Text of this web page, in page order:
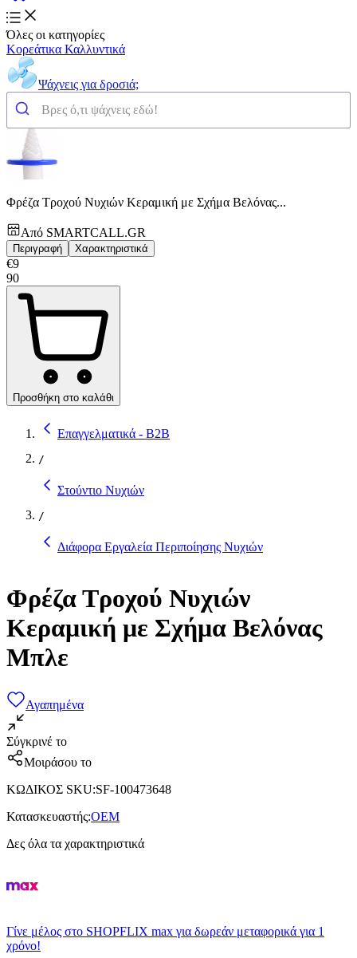
Όλες οι κατηγορίες
Κορεάτικα Καλλυντικά
Ψάχνεις για δροσιά;
Φρέζα Τροχού Νυχιών Κεραμική με Σχήμα Βελόνας...
Από SMARTCALL.GR
Περιγραφή Χαρακτηριστικά
€9
90
Προσθήκη στο καλάθι
Επαγγελματικά - B2B
/
Στούντιο Νυχιών
/
Διάφορα Εργαλεία Περιποίησης Νυχιών
Φρέζα Τροχού Νυχιών
Κεραμική με Σχήμα Βελόνας
Μπλε
Αγαπημένα
Σύγκρινέ το
Μοιράσου το
ΚΩΔΙΚΟΣ SKU:SF-100473648
Κατασκευαστής:OEM
Δες όλα τα χαρακτηριστικά
Γίνε μέλος στο SHOPFLIX max για δωρεάν μεταφορικά για 1
χρόνο!